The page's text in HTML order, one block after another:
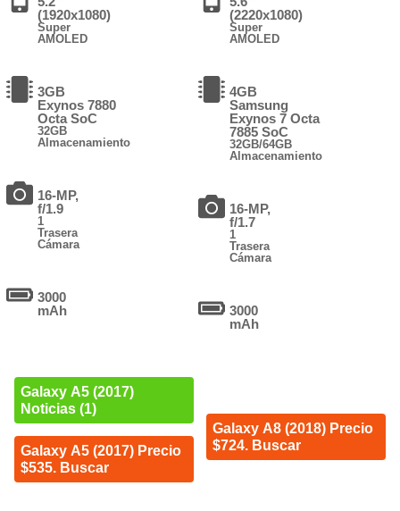
(1920x1080)
Super
AMOLED
3GB
Exynos 7880
Octa SoC
32GB
Almacenamiento
16-MP,
f/1.9
1
Trasera
Cámara
3000
mAh
Galaxy A5 (2017)
Noticias (1)
Galaxy A5 (2017) Precio
$535. Buscar
(2220x1080)
Super
AMOLED
4GB
Samsung
Exynos 7 Octa
7885 SoC
32GB/64GB
Almacenamiento
16-MP,
f/1.7
1
Trasera
Cámara
3000
mAh
Galaxy A8 (2018) Precio
$724. Buscar